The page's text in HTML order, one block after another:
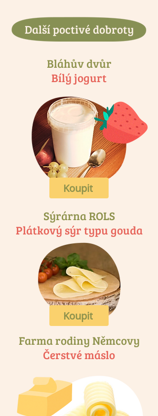
Další poctivé dobroty
Bláhův dvůr
Bílý jogurt
Koupit
Sýrárna ROLS
Plátkový sýr typu gouda
Koupit
Farma rodiny Němcovy
Čerstvé máslo